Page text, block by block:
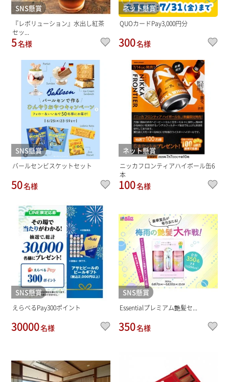
SNS懸賞
『レボリューション』水出し紅茶
セッ...
5名様
ネット懸賞
QUOカードPay3,000円分
300名様
SNS懸賞
バールセンビスケットセット
50名様
ネット懸賞
ニッカフロンティアハイボール缶6
本
100名様
SNS懸賞
えらべるPay300ポイント
30000名様
SNS懸賞
Essentialプレミアム艶髪セ...
350名様